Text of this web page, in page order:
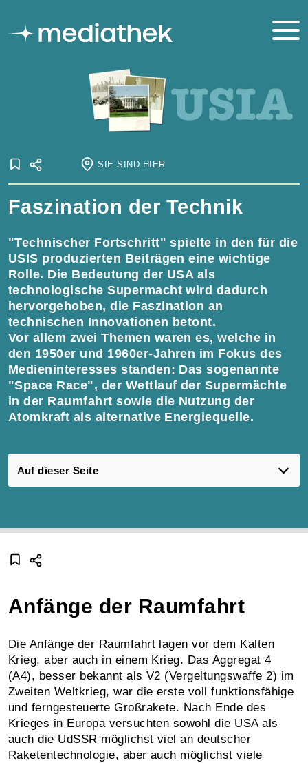
SIE SIND HIER
Startseite Onlineausstellungen
USIS – USIA
Faszination der Technik
Faszination der Technik
"Technischer Fortschritt" spielte in den für die
USIS produzierten Beiträgen eine wichtige
Rolle. Die Bedeutung der USA als
technologische Supermacht wird dadurch
hervorgehoben, die Faszination an
technischen Innovationen betont.
Vor allem zwei Themen waren es, welche in
den 1950er und 1960er-Jahren im Fokus des
Medieninteresses standen: Das sogenannte
"Space Race", der Wettlauf der Supermächte
in der Raumfahrt sowie die Nutzung der
Atomkraft als alternative Energiequelle.
Auf dieser Seite
Anfänge der Raumfahrt
Die Anfänge der Raumfahrt lagen vor dem Kalten
Krieg, aber auch in einem Krieg. Das Aggregat 4
(A4), besser bekannt als V2 (Vergeltungswaffe 2) im
Zweiten Weltkrieg, war die erste voll funktionsfähige
und ferngesteuerte Großrakete. Nach Ende des
Krieges in Europa versuchten sowohl die USA als
auch die UdSSR möglichst viel an deutscher
Raketentechnologie, aber auch möglichst viele